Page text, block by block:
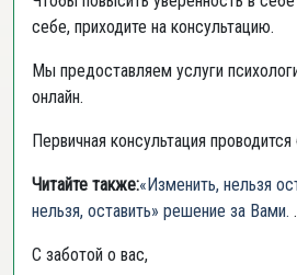
себе, приходите на консультацию.
Мы предоставляем услуги
онлайн.
Первичная консультация
Читайте также:«Изменить, нельзя
нельзя, оставить» решение за Вами. .
С заботой о вас,